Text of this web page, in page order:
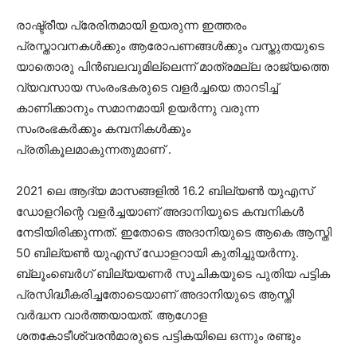
രാഷ്ട്രീയ പ്രേരിതമായി ഉയരുന്ന ഇത്തരം
പ്രസ്താവനകള്‍ക്കും ആരോപണങ്ങള്‍ക്കും വസ്തുതയുടെ
യാതൊരു പിന്‍ബലവുമില്ലെന്ന് മാത്രമല്ല രാജ്യത്തെ
വ്യവസായ സംരംഭകരുടെ വളര്‍ച്ചയെ താറടിച്ച്
കാണിക്കാനും സമാനമായി ഉയര്‍ന്നു വരുന്ന
സംരംഭകര്‍ക്കും കമ്പനികള്‍ക്കും
പ്രതികൂലമാകുന്നതുമാണ് .
2021 ലെ ആദ്യ മാസങ്ങളില്‍ 16.2 ബില്യണ്‍ യുഎസ്
ഡോളറിന്റെ വളര്‍ച്ചയാണ് അദാനിയുടെ കമ്പനികള്‍
നേടിയിരിക്കുന്നത്. ഇതോടെ അദാനിയുടെ ആകെ ആസ്തി
50 ബില്യണ്‍ യുഎസ് ഡോളറായി കുതിച്ചുയര്‍ന്നു.
ബ്ലൂംബെര്‍ഗ് ബില്യയണര്‍ സൂചികയുടെ പുതിയ പട്ടിക
പ്രസിദ്ധീകരിച്ചതോടെയാണ് അദാനിയുടെ ആസ്തി
വര്‍ദ്ധന വാര്‍ത്തയായത്. ആഗോള
ശതകോടീശ്വരന്‍മാരുടെ പട്ടികയിലെ ഒന്നും രണ്ടും